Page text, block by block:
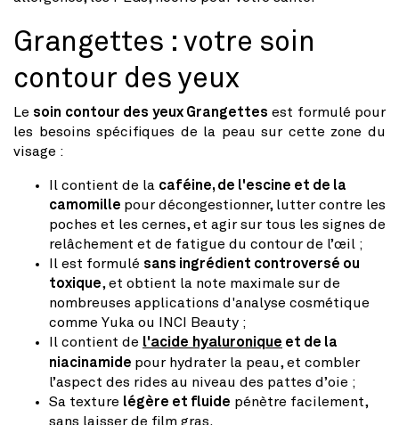
Grangettes : votre soin
contour des yeux
Le soin contour des yeux Grangettes est formulé pour
les besoins spécifiques de la peau sur cette zone du
visage :
Il contient de la caféine, de l'escine et de la
camomille pour décongestionner, lutter contre les
poches et les cernes, et agir sur tous les signes de
relâchement et de fatigue du contour de l’œil ;
Il est formulé sans ingrédient controversé ou
toxique, et obtient la note maximale sur de
nombreuses applications d'analyse cosmétique
comme Yuka ou INCI Beauty ;
Il contient de l'acide hyaluronique et de la
niacinamide pour hydrater la peau, et combler
l’aspect des rides au niveau des pattes d’oie ;
Sa texture légère et fluide pénètre facilement,
sans laisser de film gras.